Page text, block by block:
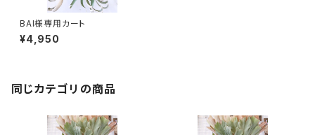
BAI様専用カート
¥4,950
同じカテゴリの商品